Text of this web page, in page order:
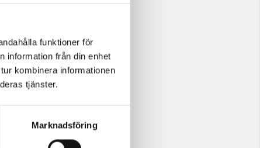
funktioner för
information från din enhet
kombinera informationen
tjänster.
Marknadsföring